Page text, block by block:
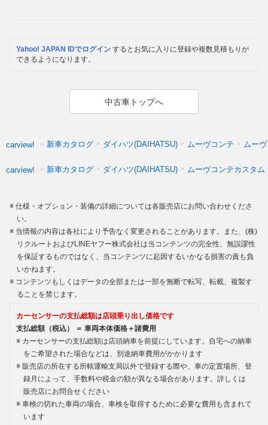
Yahoo! JAPAN IDでログイン するとお気に入りに登録や複数見積もりが
できるようになります。
中古車トップへ
carview! 新車カタログ ダイハツ(DAIHATSU) ムーヴコンテ ムー
carview! 新車カタログ ダイハツ(DAIHATSU) ムーヴコンテカスタム
仕様・オプション・装備の詳細については各販売店にお問い合わせくださ
い。
当情報の内容は各社により予告なく変更されることがあります。また、(株)
リクルートおよびLINEヤフー株式会社は当コンテンツの完全性、無誤謬性
を保証するものではなく、当コンテンツに起因するいかなる損害の責も負
いかねます。
コンテンツもしくはデータの全部または一部を無断で転写、転載、複製す
ることを禁じます。
カーセンサーの支払総額は店頭乗り出し価格です
支払総額（税込） ＝ 車両本体価格＋諸費用
カーセンサーの支払総額は店頭納車を前提にしています。自宅への納車
をご希望された場合などは、別途納車費用がかかります
販売店の所在する所轄運輸支局以外で登録する際や、車の定置場所、登
録月によって、手数料や税金の額が異なる場合があります。詳しくは
販売店にお問合せください
車検の切れた車両の場合、車検を取得するために必要な費用も含まれて
います